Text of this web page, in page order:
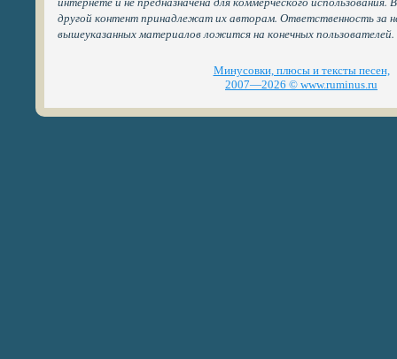
другой контент принадлежат их авторам. Ответственность за
вышеуказанных материалов ложится на конечных пользователей.
Минусовки, плюсы и тексты песен,
2007—2026 © www.ruminus.ru